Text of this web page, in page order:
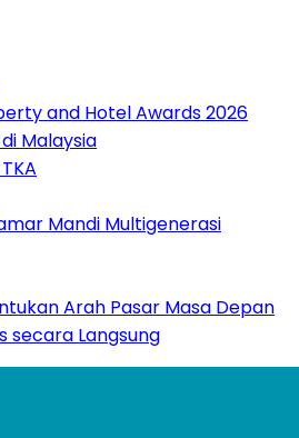
and Hotel Awards 2026
Malaysia
Mandi Multigenerasi
Arah Pasar Masa Depan
secara Langsung